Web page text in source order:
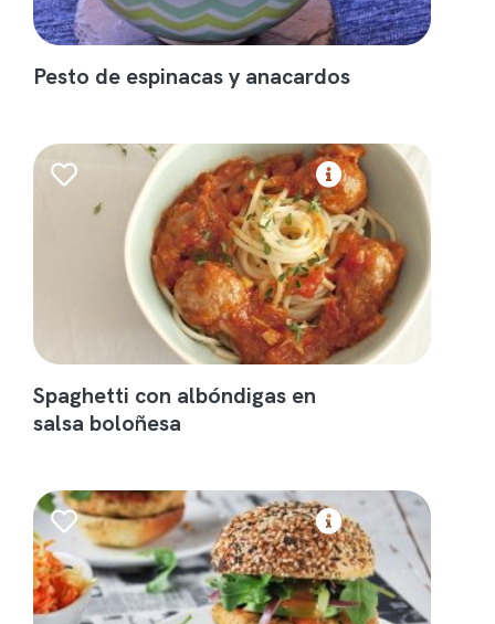
Pesto de espinacas y anacardos
Spaghetti con albóndigas en
salsa boloñesa